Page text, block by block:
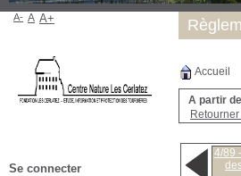
Accueil
A partir
4/89
A- A A+
Se connecter